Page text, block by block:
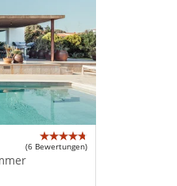
(6 Bewertungen)